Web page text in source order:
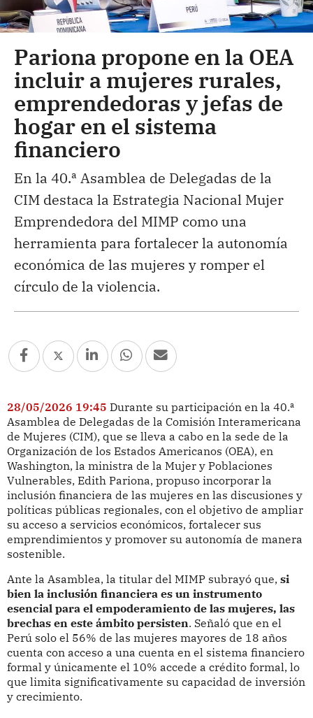
Pariona propone en la OEA
incluir a mujeres rurales,
emprendedoras y jefas de
hogar en el sistema
financiero
En la 40.ª Asamblea de Delegadas de la
CIM destaca la Estrategia Nacional Mujer
Emprendedora del MIMP como una
herramienta para fortalecer la autonomía
económica de las mujeres y romper el
círculo de la violencia.
28/05/2026 19:45 Durante su participación en la 40.ª
Asamblea de Delegadas de la Comisión Interamericana
de Mujeres (CIM), que se lleva a cabo en la sede de la
Organización de los Estados Americanos (OEA), en
Washington, la ministra de la Mujer y Poblaciones
Vulnerables, Edith Pariona, propuso incorporar la
inclusión financiera de las mujeres en las discusiones y
políticas públicas regionales, con el objetivo de ampliar
su acceso a servicios económicos, fortalecer sus
emprendimientos y promover su autonomía de manera
sostenible.
Ante la Asamblea, la titular del MIMP subrayó que, si
bien la inclusión financiera es un instrumento
esencial para el empoderamiento de las mujeres, las
brechas en este ámbito persisten. Señaló que en el
Perú solo el 56% de las mujeres mayores de 18 años
cuenta con acceso a una cuenta en el sistema financiero
formal y únicamente el 10% accede a crédito formal, lo
que limita significativamente su capacidad de inversión
y crecimiento.